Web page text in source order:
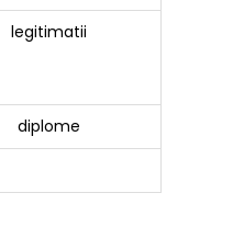
legitimatii
diplome